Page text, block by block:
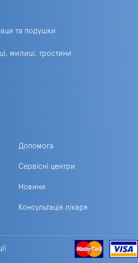
та подушки
милиці, тростини
Допомога
Сервісні центри
Новини
Консультація лікаря